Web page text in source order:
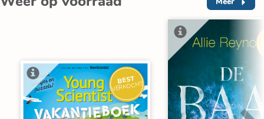
BEST
VERKOCHT